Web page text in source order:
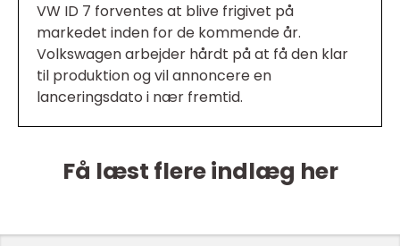
VW ID 7 forventes at blive frigivet på
markedet inden for de kommende år.
Volkswagen arbejder hårdt på at få den klar
til produktion og vil annoncere en
lanceringsdato i nær fremtid.
Få læst flere indlæg her